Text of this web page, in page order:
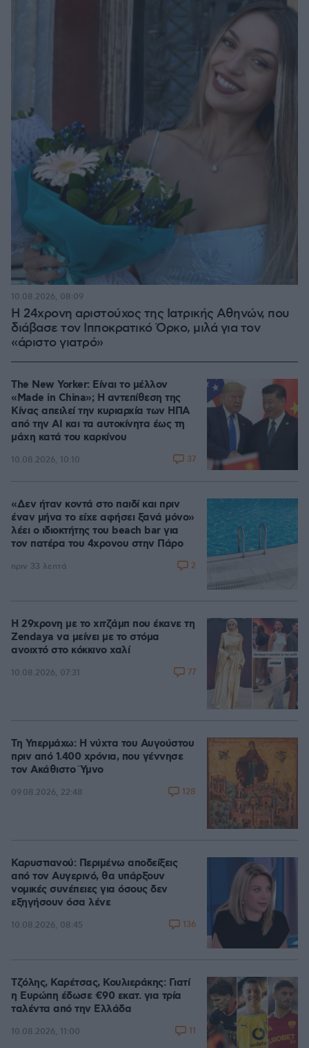
Η 24χρονη αριστούχος της Ιατρικής Αθηνών, που
διάβασε τον Ιπποκρατικό Όρκο, μιλά για τον
«άριστο γιατρό»
10.08.2026, 08:09
The New Yorker: Είναι το μέλλον
«Made in China»; Η αντεπίθεση της
Κίνας απειλεί την κυριαρχία των ΗΠΑ
από την ΑΙ και τα αυτοκίνητα έως τη
μάχη κατά του καρκίνου
10.08.2026, 10:10 37
«Δεν ήταν κοντά στο παιδί και πριν
έναν μήνα το είχε αφήσει ξανά μόνο»
λέει ο ιδιοκτήτης του beach bar για
τον πατέρα του 4χρονου στην Πάρο
πριν 33 λεπτά 2
Η 29χρονη με το χιτζάμπ που έκανε τη
Zendaya να μείνει με το στόμα
ανοιχτό στο κόκκινο χαλί
10.08.2026, 07:31 77
Τη Υπερμάχω: Η νύχτα του Αυγούστου
πριν από 1.400 χρόνια, που γέννησε
τον Ακάθιστο Ύμνο
09.08.2026, 22:48 128
Καρυστιανού: Περιμένω αποδείξεις
από τον Αυγερινό, θα υπάρξουν
νομικές συνέπειες για όσους δεν
εξηγήσουν όσα λένε
10.08.2026, 08:45 136
Τζόλης, Καρέτσας, Κουλιεράκης: Γιατί
η Ευρώπη έδωσε €90 εκατ. για τρία
ταλέντα από την Ελλάδα
10.08.2026, 11:00 11